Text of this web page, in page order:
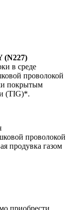
(N227)
в среде
проволокой
покрытым
(TIG)*.
проволокой
продувка газом